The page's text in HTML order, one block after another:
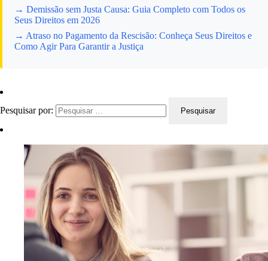
→ Demissão sem Justa Causa: Guia Completo com Todos os
Seus Direitos em 2026
→ Atraso no Pagamento da Rescisão: Conheça Seus Direitos e
Como Agir Para Garantir a Justiça
Pesquisar por: